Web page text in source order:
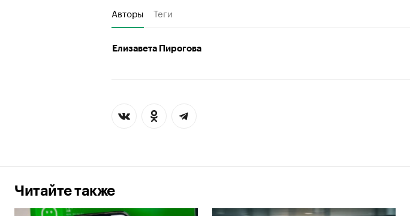
Авторы Теги
Елизавета Пирогова
Читайте также